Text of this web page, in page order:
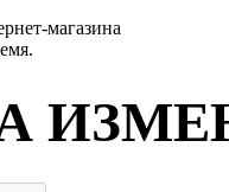
магазина